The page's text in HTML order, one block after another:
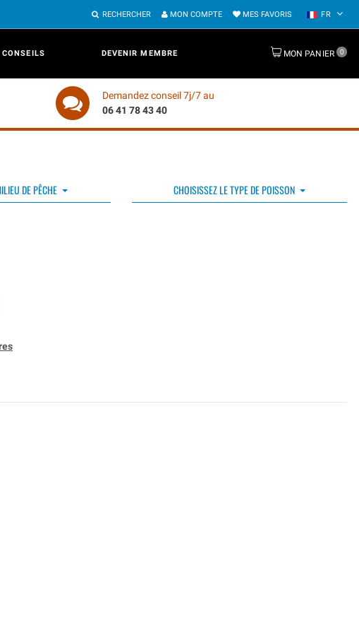
RECHERCHER MON COMPTE MES FAVORIS FR
CONSEILS DEVENIR MEMBRE MON PANIER 0
Demandez conseil 7j/7 au
06 41 78 43 40
DE PÊCHE CHOISISSEZ LE TYPE DE POISSON